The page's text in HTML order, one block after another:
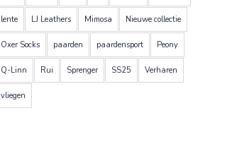
lente LJ Leathers Mimosa Nieuwe collectie
Oxer Socks paarden paardensport Peony
Q-Linn Rui Sprenger SS25 Verharen
vliegen